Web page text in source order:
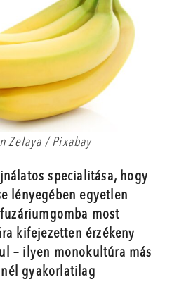
Zelaya / Pixabay
specialitása, hogy
lényegében egyetlen
most
kifejezetten érzékeny
– ilyen monokultúra más
gyakorlatilag